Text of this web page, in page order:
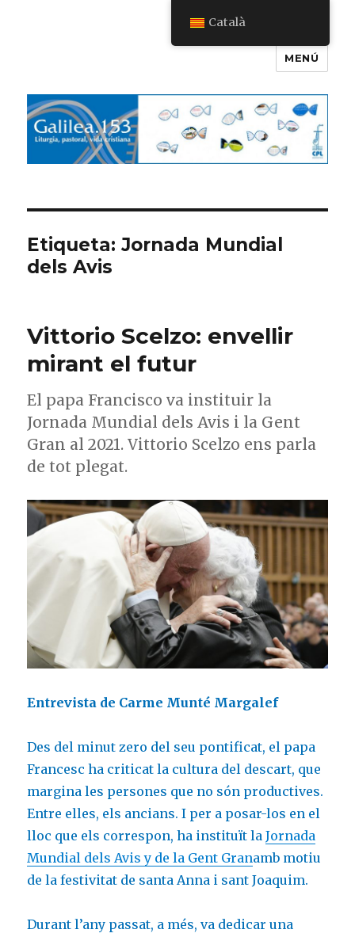
MENÚ
Etiqueta:Jornada Mundial
dels Avis
Vittorio Scelzo: envellir
mirant el futur
El papa Francisco va instituir la
Jornada Mundial dels Avis i la Gent
Gran al 2021. Vittorio Scelzo ens parla
de tot plegat.
Entrevista de Carme Munté Margalef
Des del minut zero del seu pontificat, el papa
Francesc ha criticat la cultura del descart, que
margina les persones que no són productives.
Entre elles, els ancians. I per a posar-los en el
lloc que els correspon, ha instituït laJornada
Mundial dels Avis y de la Gent Granamb motiu
de la festivitat de santa Anna i sant Joaquim.
Durant l’any passat, a més, va dedicar una
Català